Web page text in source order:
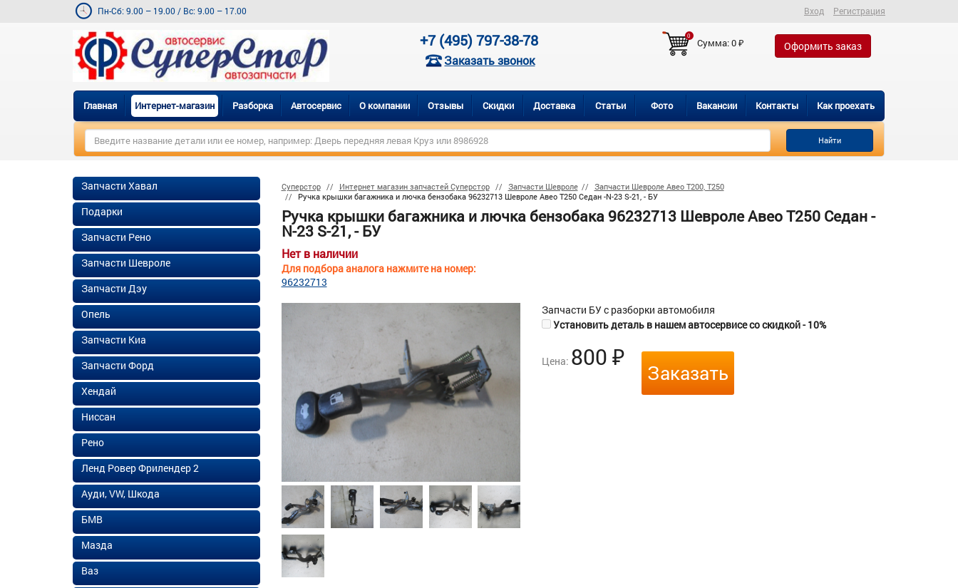
Пн-Сб: 9.00 – 19.00 / Вс: 9.00 – 17.00 Вход Регистрация
+7 (495) 797-38-78
Заказать звонок
0
Сумма:0₽ Оформить заказ
Главная Интернет-магазин Разборка Автосервис О компании Отзывы Скидки Доставка Статьи Фото Вакансии Контакты Как проехать
Найти
Суперстор Интернет магазин запчастей Суперстор Запчасти Шевроле
Запчасти Шевроле Авео Т200, Т250
Ручка крышки багажника и лючка бензобака 96232713 Шевроле Авео Т250 Седан -N-23 S-21, - БУ
Ручка крышки багажника и лючка бензобака 96232713 Шевроле Авео Т250 Седан -
N-23 S-21, - БУ
Нет в наличии
Для подбора аналога нажмите на номер:
96232713
Запчасти БУ с разборки автомобиля
Установить деталь в нашем автосервисе со скидкой - 10%
Цена: 800₽
Заказать
Запчасти Хавал
Подарки
Запчасти Рено
Запчасти Шевроле
Запчасти Дэу
Опель
Запчасти Киа
Запчасти Форд
Хендай
Ниссан
Рено
Ленд Ровер Фрилендер 2
Ауди, VW, Шкода
БМВ
Мазда
Ваз